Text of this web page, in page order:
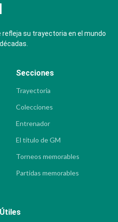
refleja su trayectoria en el mundo
Secciones
Trayectoria
Colecciones
Entrenador
El título de GM
Torneos memorables
Partidas memorables
Útiles